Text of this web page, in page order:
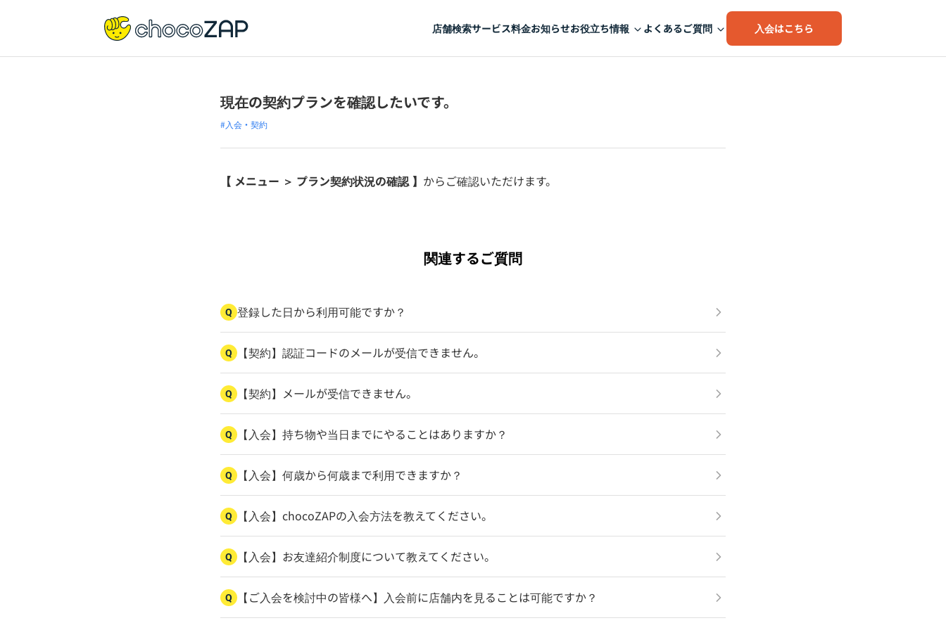
店舗検索サービス料金お知らせお役立ち情報 よくあるご質問 入会はこちら
現在の契約プランを確認したいです。
#入会・契約
【 メニュー ＞ プラン契約状況の確認 】 からご確認いただけます。
関連するご質問
Q 登録した日から利用可能ですか？
Q 【契約】認証コードのメールが受信できません。
Q 【契約】メールが受信できません。
Q 【入会】持ち物や当日までにやることはありますか？
Q 【入会】何歳から何歳まで利用できますか？
Q 【入会】chocoZAPの入会方法を教えてください。
Q 【入会】お友達紹介制度について教えてください。
Q 【ご入会を検討中の皆様へ】入会前に店舗内を見ることは可能ですか？